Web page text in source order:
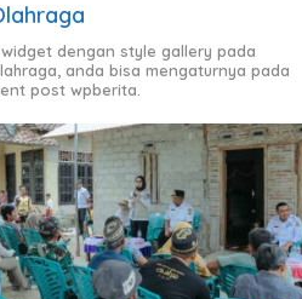
dengan style gallery pada
anda bisa mengaturnya pada
post wpberita.